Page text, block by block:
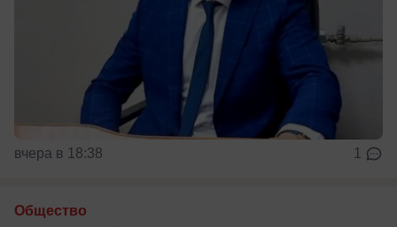
вчера в 18:38 1
Общество